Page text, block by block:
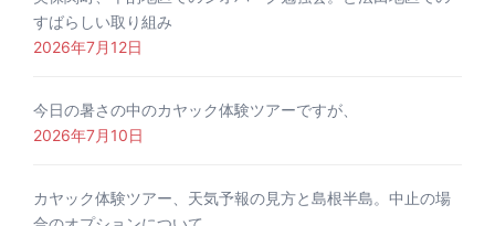
すばらしい取り組み
2026年7月12日
今日の暑さの中のカヤック体験ツアーですが、
2026年7月10日
カヤック体験ツアー、天気予報の見方と島根半島。中止の場